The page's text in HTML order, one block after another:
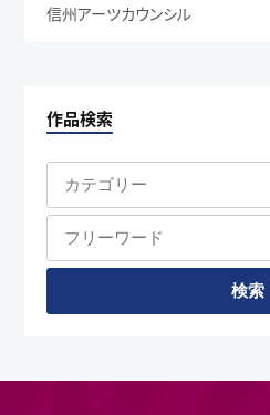
信州アーツカウンシル
作品検索